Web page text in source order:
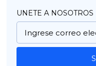
UNETE A NOSOTROS